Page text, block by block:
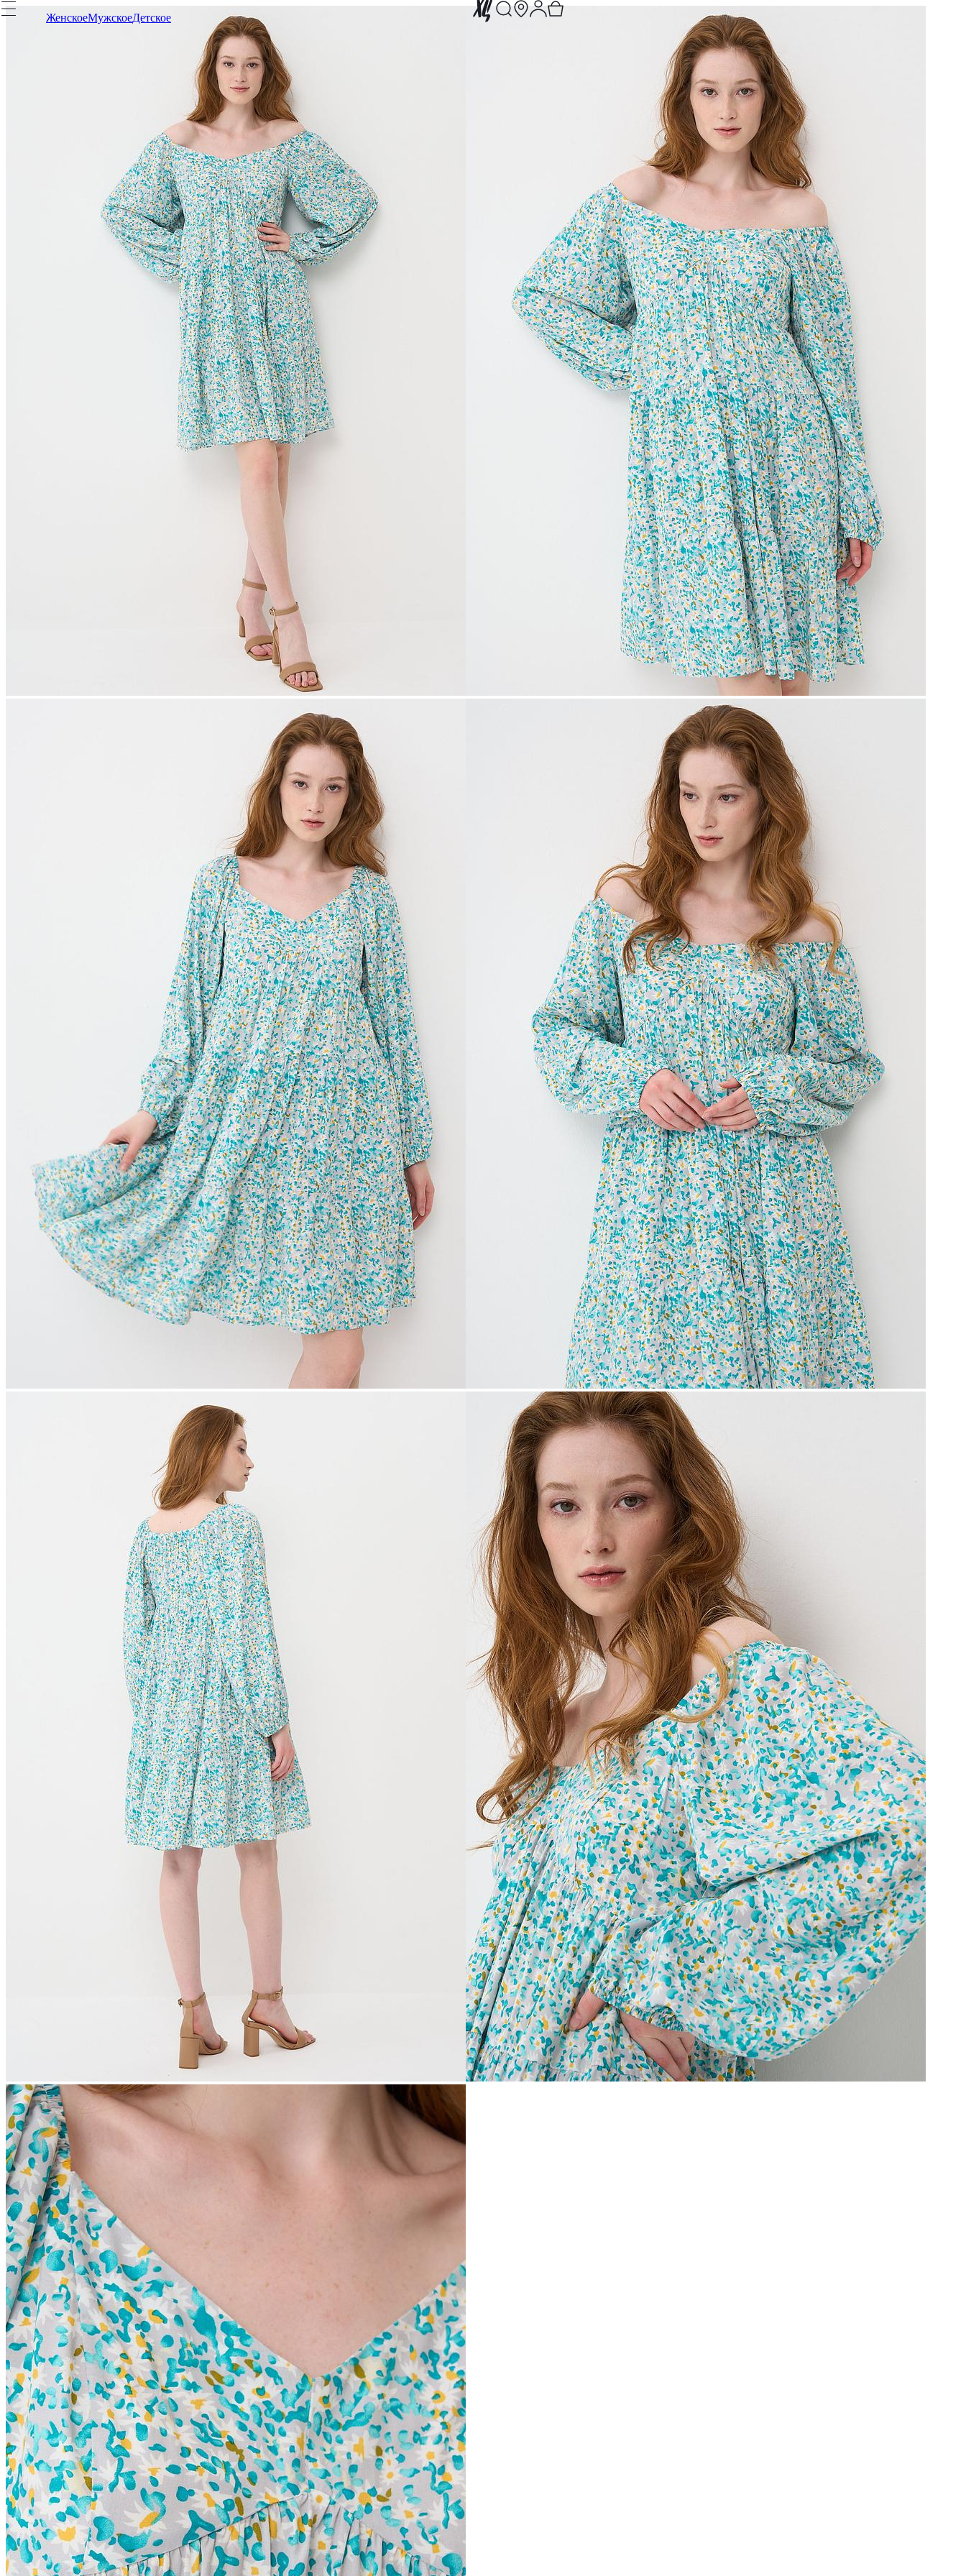
ЖенскоеМужскоеДетское